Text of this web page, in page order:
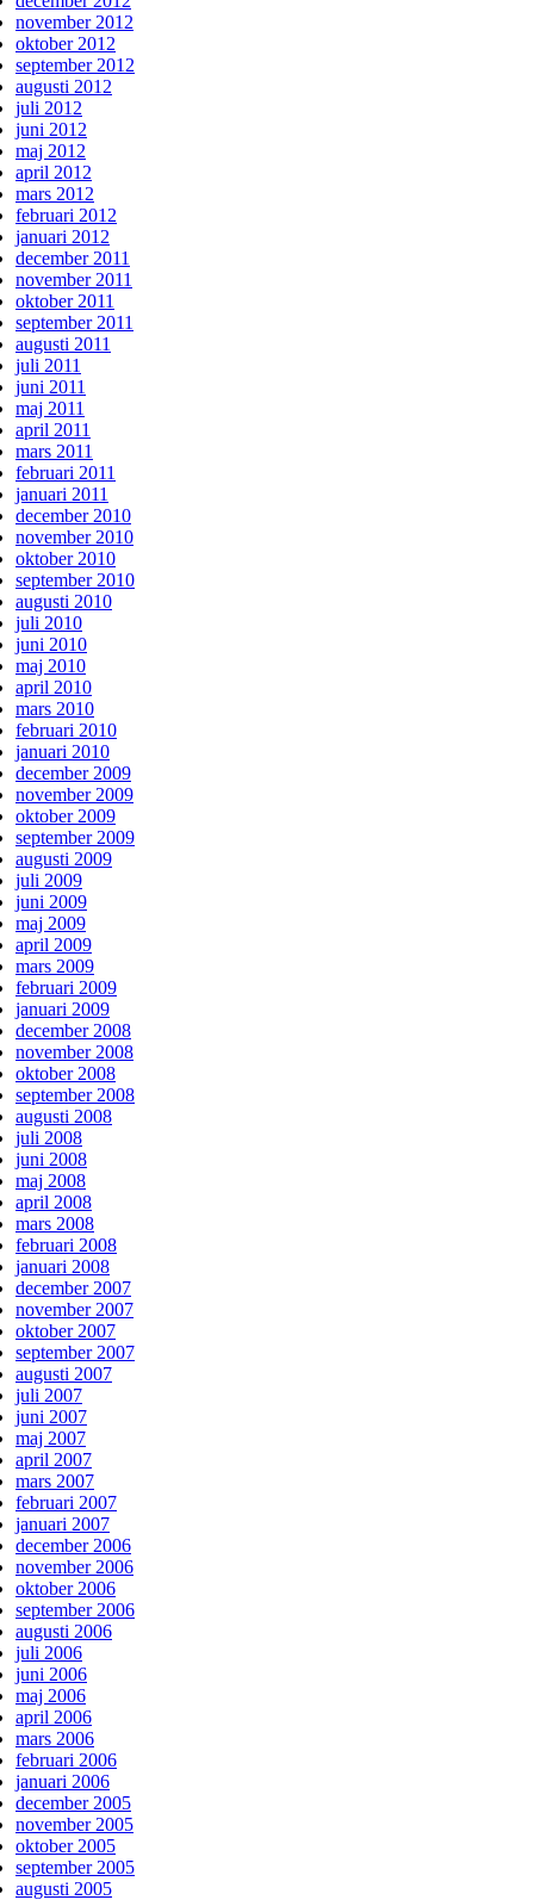
november 2012
oktober 2012
september 2012
augusti 2012
juli 2012
juni 2012
maj 2012
april 2012
mars 2012
februari 2012
januari 2012
december 2011
november 2011
oktober 2011
september 2011
augusti 2011
juli 2011
juni 2011
maj 2011
april 2011
mars 2011
februari 2011
januari 2011
december 2010
november 2010
oktober 2010
september 2010
augusti 2010
juli 2010
juni 2010
maj 2010
april 2010
mars 2010
februari 2010
januari 2010
december 2009
november 2009
oktober 2009
september 2009
augusti 2009
juli 2009
juni 2009
maj 2009
april 2009
mars 2009
februari 2009
januari 2009
december 2008
november 2008
oktober 2008
september 2008
augusti 2008
juli 2008
juni 2008
maj 2008
april 2008
mars 2008
februari 2008
januari 2008
december 2007
november 2007
oktober 2007
september 2007
augusti 2007
juli 2007
juni 2007
maj 2007
april 2007
mars 2007
februari 2007
januari 2007
december 2006
november 2006
oktober 2006
september 2006
augusti 2006
juli 2006
juni 2006
maj 2006
april 2006
mars 2006
februari 2006
januari 2006
december 2005
november 2005
oktober 2005
september 2005
augusti 2005